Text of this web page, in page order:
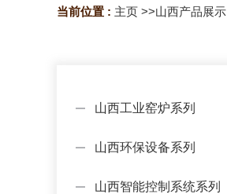
当前位置 : 主页 >>山西产品展示
山西工业窑炉系列
山西环保设备系列
山西智能控制系统系列